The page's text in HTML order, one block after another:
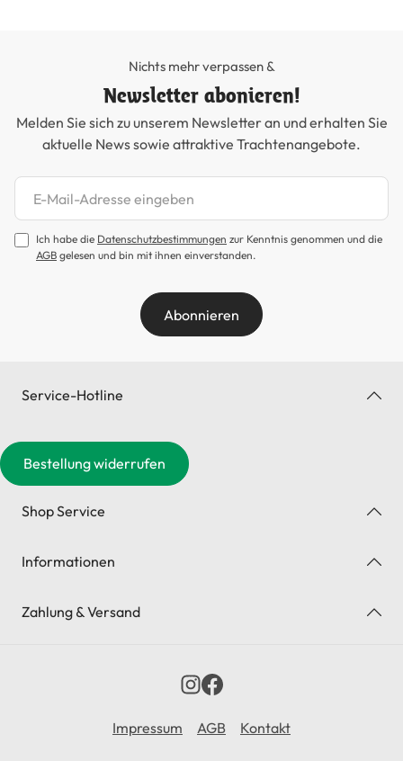
Nichts mehr verpassen &
Newsletter abonieren!
Melden Sie sich zu unserem Newsletter an und erhalten Sie
aktuelle News sowie attraktive Trachtenangebote.
Newsletter abonnieren
Ich habe die Datenschutzbestimmungen zur Kenntnis genommen und die
AGB gelesen und bin mit ihnen einverstanden.
Abonnieren
Service-Hotline
Bestellung widerrufen
Shop Service
Informationen
Zahlung & Versand
Impressum AGB Kontakt